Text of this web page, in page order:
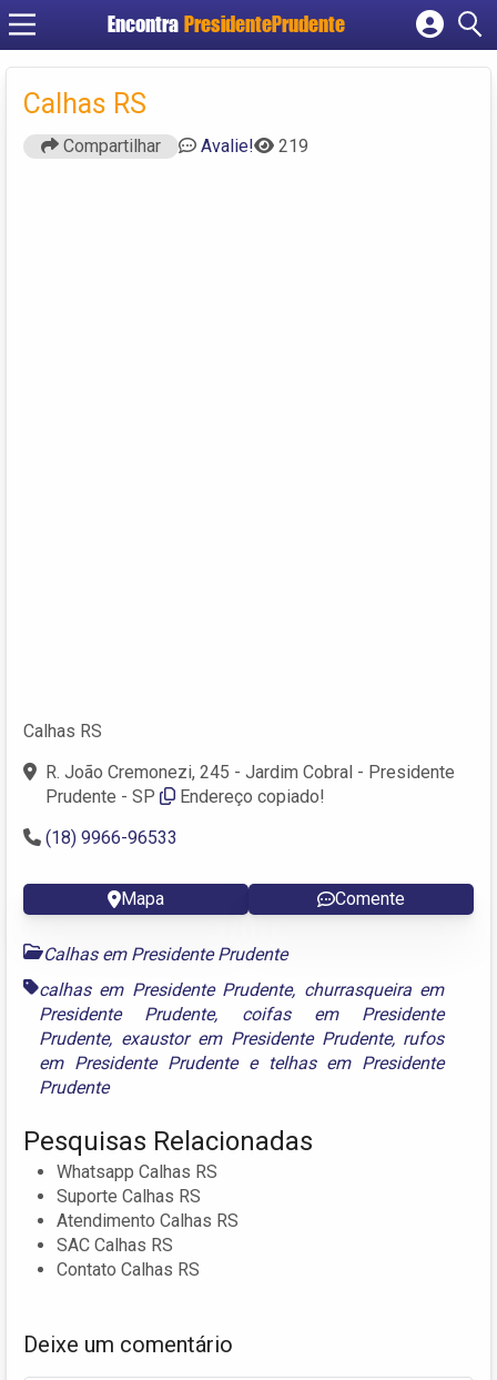
Encontra PresidentePrudente
Cadastrar empresa
Calhas RS
Compartilhar Avalie! 219
Calhas RS
R. João Cremonezi, 245 - Jardim Cobral - Presidente
Prudente - SP
Endereço copiado!
(18) 9966-96533
Mapa Comente
Calhas em Presidente Prudente
calhas em Presidente Prudente, churrasqueira em
Presidente Prudente, coifas em Presidente
Prudente, exaustor em Presidente Prudente, rufos
em Presidente Prudentee telhas em Presidente
Prudente
Pesquisas Relacionadas
Whatsapp Calhas RS
Suporte Calhas RS
Atendimento Calhas RS
SAC Calhas RS
Contato Calhas RS
Deixe um comentário